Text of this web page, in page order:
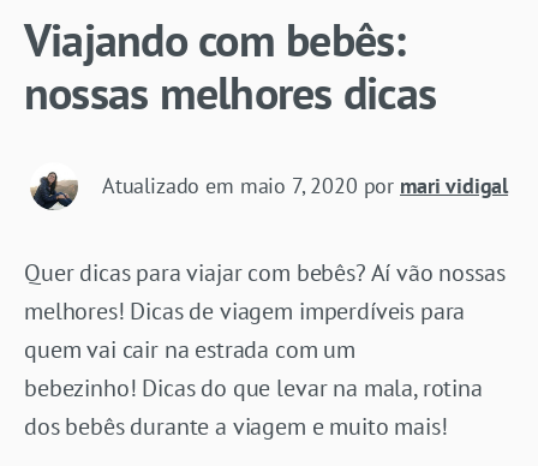
Viajando com bebês:
nossas melhores dicas
Atualizado em maio 7, 2020 por mari vidigal
Quer dicas para viajar com bebês? Aí vão nossas
melhores! Dicas de viagem imperdíveis para
quem vai cair na estrada com um
bebezinho! Dicas do que levar na mala, rotina
dos bebês durante a viagem e muito mais!